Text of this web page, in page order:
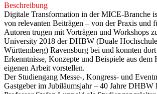
Beschreibung
Digitale Transformation in der MICE-Branche
von relevanten Beiträgen – von der Praxis und
Autoren trugen mit Vorträgen und Workshops
University 2018 der DHBW (Duale
Württemberg) Ravensburg bei und konnten
Erkenntnisse, Konzepte und Beispiele aus dem
eigenen Arbeit vorstellen.
Der Studiengang Messe-, Kongress- und
Gastgeber im Jubiläumsjahr – 40 Jahre DHBW